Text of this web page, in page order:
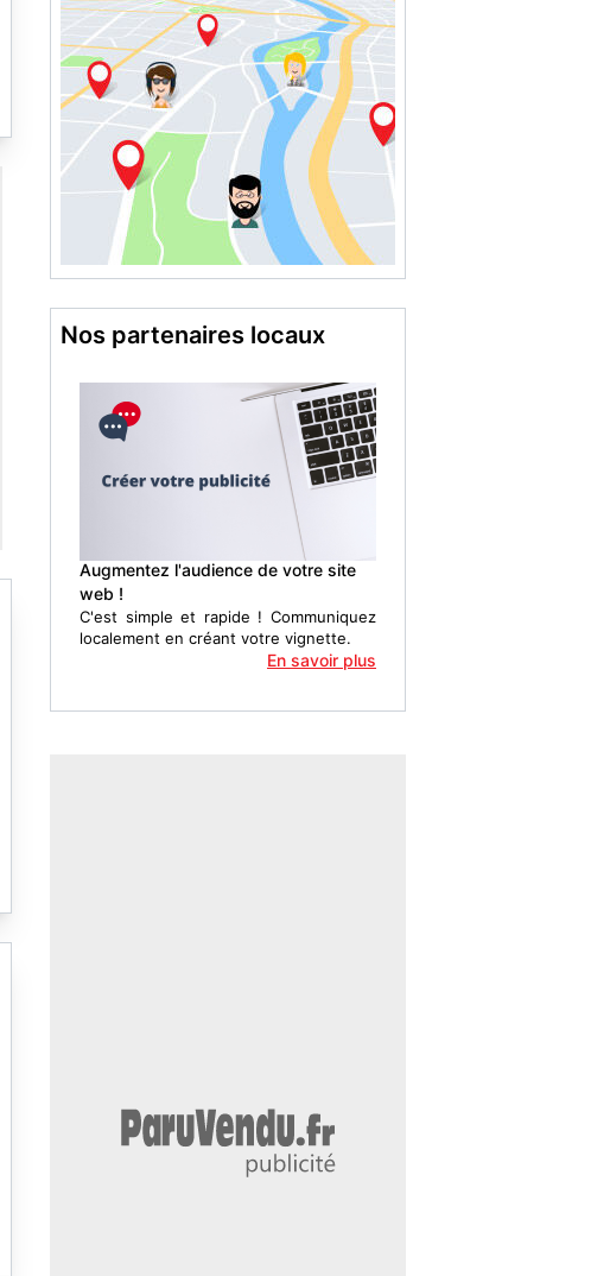
Nos partenaires locaux
Augmentez l'audience de votre site
web !
C'est simple et rapide ! Communiquez
localement en créant votre vignette.